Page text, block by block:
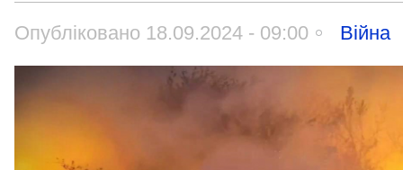
Опубліковано 18.09.2024 - 09:00 Війна